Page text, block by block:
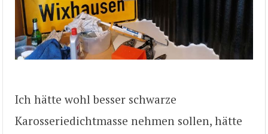
Ich hätte wohl besser schwarze
Karosseriedichtmasse nehmen sollen, hätte